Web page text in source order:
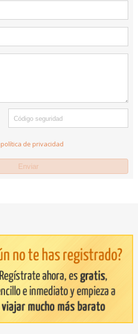
política de privacidad